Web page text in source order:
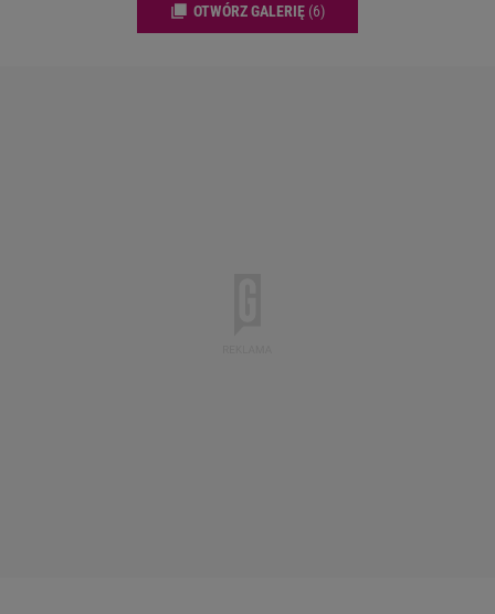
OTWÓRZ GALERIĘ (6)